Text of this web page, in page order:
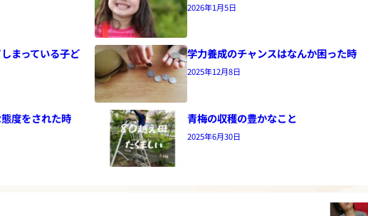
2026年1月5日
まっている子ど
学力養成のチャンスはなんか困った時
2025年12月8日
度をされた時 青梅の収穫の豊かなこと
2025年6月30日